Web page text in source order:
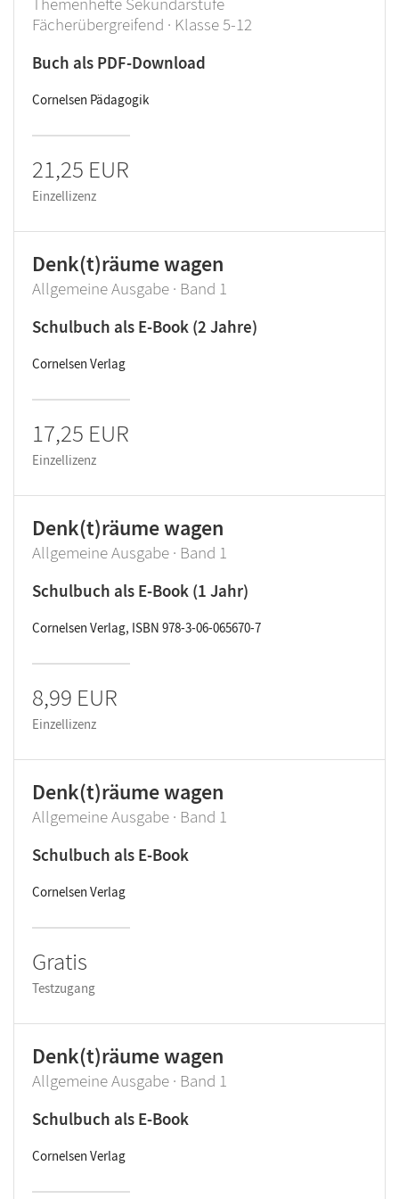
Fächerübergreifend · Klasse 5-12
Buch als PDF-Download
Cornelsen Pädagogik
21,25 EUR
Einzellizenz
Denk(t)räume wagen
Allgemeine Ausgabe · Band 1
Schulbuch als E-Book (2 Jahre)
Cornelsen Verlag
17,25 EUR
Einzellizenz
Denk(t)räume wagen
Allgemeine Ausgabe · Band 1
Schulbuch als E-Book (1 Jahr)
Cornelsen Verlag, ISBN 978-3-06-065670-7
8,99 EUR
Einzellizenz
Denk(t)räume wagen
Allgemeine Ausgabe · Band 1
Schulbuch als E-Book
Cornelsen Verlag
Gratis
Testzugang
Denk(t)räume wagen
Allgemeine Ausgabe · Band 1
Schulbuch als E-Book
Cornelsen Verlag